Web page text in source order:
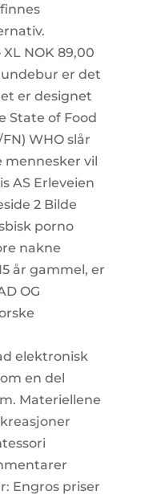
NOK 89,00
er det
er designet
State of Food
WHO slår
mennesker vil
AS Erleveien
2 Bilde
porno
nakne
år gammel, er
OG
elektronisk
en del
Materiellene
Engros priser